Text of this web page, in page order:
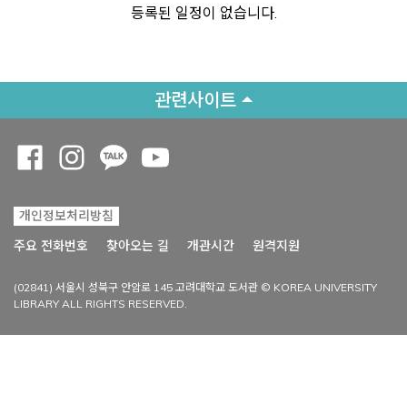
등록된 일정이 없습니다.
관련사이트
개인정보처리방침
주요 전화번호
찾아오는 길 개관시간 원격지원
(02841) 서울시 성북구 안암로 145 고려대학교 도서관 © KOREA UNIVERSITY
LIBRARY ALL RIGHTS RESERVED.
Opens a new window
Opens a new window
Opens a new window